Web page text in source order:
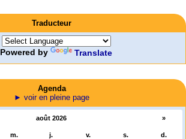
Traducteur
Powered by Translate
Agenda
► voir en pleine page
août 2026 »
m. j. v. s. d.